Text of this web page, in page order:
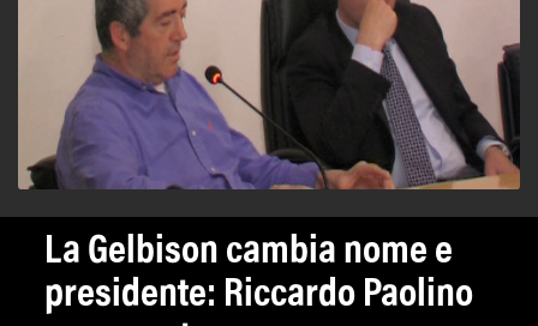
La Gelbison cambia nome e
presidente: Riccardo Paolino